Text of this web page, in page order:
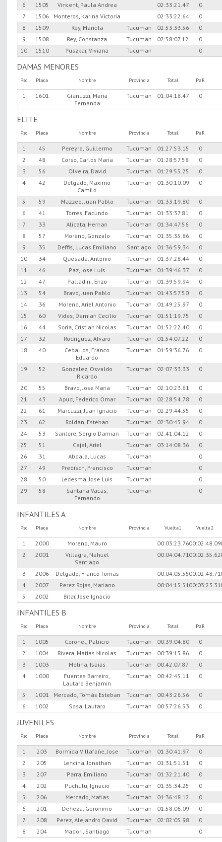
6
1505 Vincent, Paula Andrea 02:33:21.47
0
7
1506 Monteros, Karina Victoria 02:33:22.64
0
8
1509 Rey, Mariela Tucuman 02:53:33.56
0
9
1508 Rey, Constanza Tucuman 02:58:07.12
0
10
1510 Puszkar, Viviana Tucuman 0
DAMAS MENORES
Psc Placa Nombre Provincia Total PaR
1 1601
Gianuzzi, Maria
Fernanda
Tucuman 01:04:18.47 0
ELITE
Psc Placa Nombre Provincia Total PaR
1 45 Pereyra, Guillermo Tucuman 01:27:53.15
0
2
48 Corso, Carlos Maria Tucuman 01:28:57.58
0
3
56 Olveira, David Tucuman 01:29:55.25
0
4
42
Delgado, Maximo
Camilo
Tucuman 01:30:10.09 0
5 59 Mazzeo, Juan Pablo Tucuman 01:33:19.80
0
6
41 Torres, Facundo Tucuman 01:33:37.81
0
7
33 Alicata, Hernan Tucuman 01:34:47.56
0
8
57 Moreno, Gonzalo Tucuman 01:35:35.86
0
9
35 Deffis, Lucas Emiliano Santiago 01:36:59.34
0
10
34 Quesada, Antonio Tucuman 01:37:28.44
0
11
46 Paz, Jose Luis Tucuman 01:39:46.37
0
12
47 Palladini, Enzo Tucuman 01:39:59.94
0
13
54 Bravo, Juan Pablo Tucuman 01:43:57.50
0
14
36 Moreno, Ariel Antonio Tucuman 01:49:25.97
0
15
60 Vides, Damian Cecilio Tucuman 01:51:19.75
0
16
44 Soria, Cristian Nicolas Tucuman 01:52:22.40
0
17
32 Rodriguez, Alvaro Tucuman 01:54:07.22
0
18
40
Ceballos, Franco
Eduardo
Tucuman 01:59:36.76 0
19 52
Gonzalez, Osvaldo
Ricardo
Tucuman 02:07:33.33 0
20 55 Bravo, Jose Maria Tucuman 02:10:23.61
0
21
43 Apud, Federico Omar Tucuman 02:28:54.78
0
22
61 Marcuzzi, Juan Ignacio Tucuman 02:29:44.55
0
23
62 Roldan, Esteban Tucuman 02:30:45.94
0
24
53 Santore, Sergio Damian Tucuman 02:41:04.12
0
25
51 Cajal, Ariel Tucuman 03:14:08.36
0
26
31 Abdala, Lucas Tucuman
0
27
49 Prebisch, Francisco Tucuman
0
28
50 Ledesma, Jose Luis Tucuman
0
29
58
Santana Vacas,
Fernando
Tucuman 0
INFANTILES A
Psc Placa Nombre Provincia Vuelta1 Vuelta2
1 2000 Moreno, Mauro 00:03:23.7600:02:48.09
2
2001
Villagra, Nahuel
Santiago
00:04:04.7100:02:35.62
3 2006 Delgado, Franco Tomas 00:04:05.5500:02:48.71
4
2007 Perez Rojas, Mariano 00:04:15.5100:03:23.31
5
2002 Bitar, Jose Ignacio
INFANTILES B
Psc Placa Nombre Provincia Total PaR
1 1005 Coronel, Patricio Tucuman 00:39:04.80
0
2
1004 Rivera, Matias Nicolas Tucuman 00:39:15.86
0
3
1003 Molina, Isaias Tucuman 00:42:07.87
0
4
1000
Fuentes Barreiro,
Lautaro Benjamin
Tucuman 00:42:45.11 0
5 1001 Mercado, Tomás Esteban Tucuman 00:43:26.56
0
6
1002 Sosa, Lautaro Tucuman 00:57:26.53 0
JUVENILES
Psc Placa Nombre Provincia Total PaR
1 203 Bormida Villafañe, Jose Tucuman 01:30:41.97
0
2
205 Lencina, Jonathan Tucuman 01:31:51.51
0
3
207 Parra, Emiliano Tucuman 01:32:21.40
0
4
202 Puchulu, Ignacio Tucuman 01:35:34.25
0
5
206 Mercado, Matias Tucuman 01:36:48.12
0
6
201 Deheza, Geronimo Tucuman 01:58:06.09
0
7
208 Perez, Alejandro David Tucuman 02:02:05.98
0
8
204 Madori, Santiago Tucuman 0